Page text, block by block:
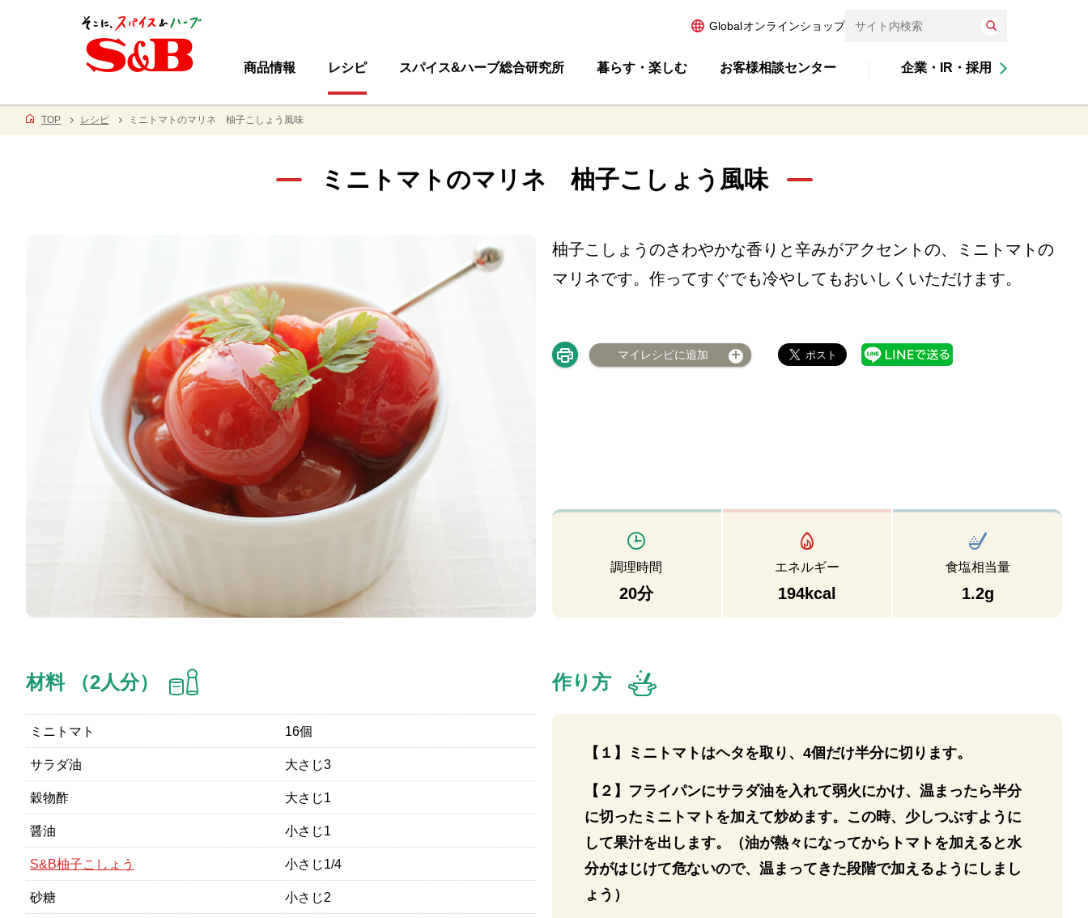
Globalオンラインショップ
商品情報 レシピ スパイス&ハーブ総合研究所 暮らす・楽しむ お客様相談センター 企業・IR・採用
TOP レシピ ミニトマトのマリネ 柚子こしょう風味
ミニトマトのマリネ 柚子こしょう風味
柚子こしょうのさわやかな香りと辛みがアクセントの、ミニトマトの
マリネです。作ってすぐでも冷やしてもおいしくいただけます。
マイレシピに追加
調理時間
20分
エネルギー
194kcal
食塩相当量
1.2g
材料 （2人分）
ミニトマト 16個
サラダ油 大さじ3
穀物酢 大さじ1
醤油 小さじ1
S&B柚子こしょう 小さじ1/4
砂糖 小さじ2
作り方
【１】ミニトマトはヘタを取り、4個だけ半分に切ります。
【２】フライパンにサラダ油を入れて弱火にかけ、温まったら半分
に切ったミニトマトを加えて炒めます。この時、少しつぶすように
して果汁を出します。（油が熱々になってからトマトを加えると水
分がはじけて危ないので、温まってきた段階で加えるようにしまし
ょう）